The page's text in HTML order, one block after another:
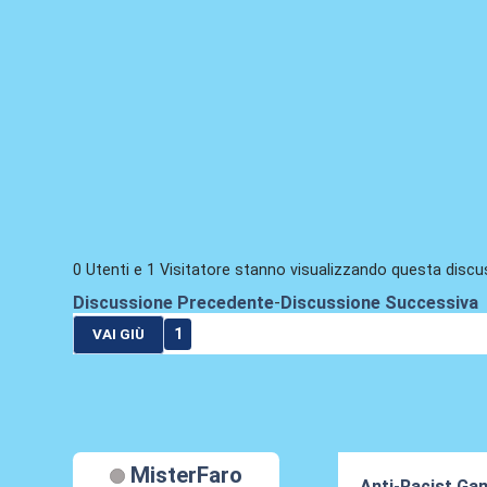
0 Utenti e 1 Visitatore stanno visualizzando questa
Discussione Precedente- Discussione Successiva
VAI GIÙ 1
MisterFaro